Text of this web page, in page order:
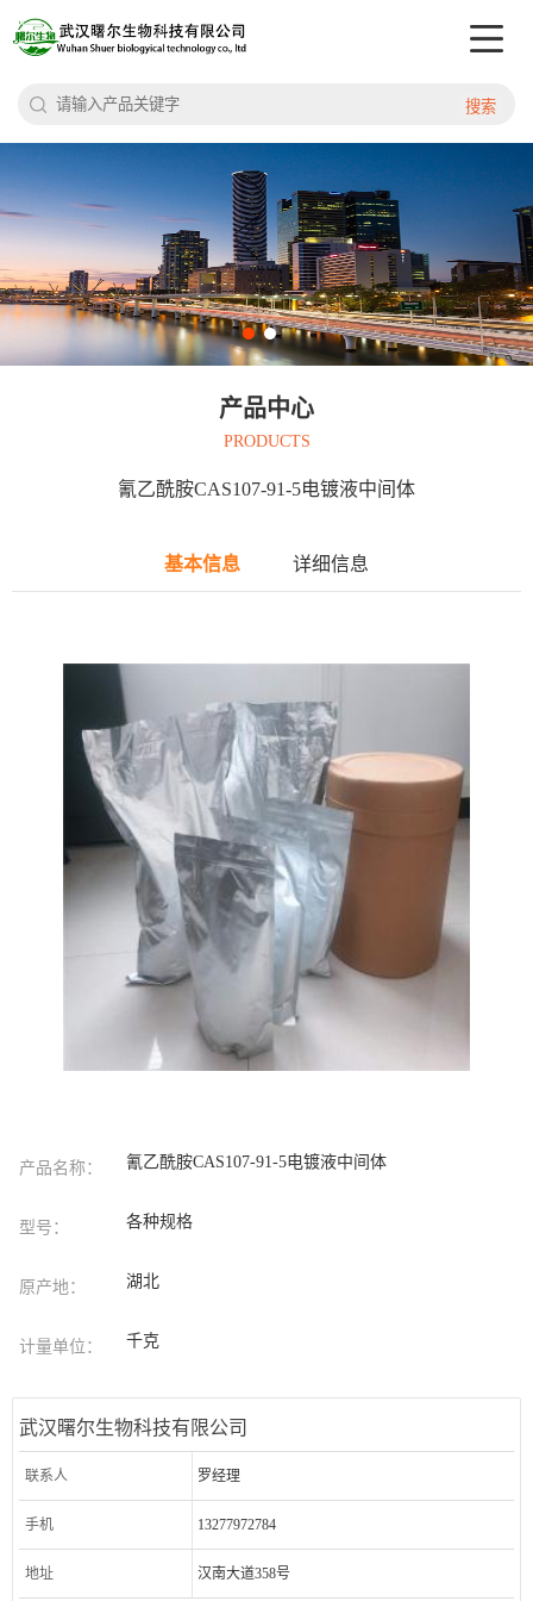
搜索
产品中心
PRODUCTS
氰乙酰胺CAS107-91-5电镀液中间体
基本信息 详细信息
产品名称： 氰乙酰胺CAS107-91-5电镀液中间体
型号： 各种规格
原产地： 湖北
计量单位： 千克
武汉曙尔生物科技有限公司
联系人 罗经理
手机 13277972784
地址 汉南大道358号